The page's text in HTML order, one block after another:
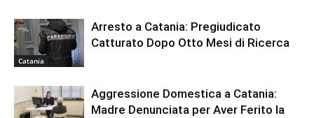
Catania
Arresto a Catania: Pregiudicato
Catturato Dopo Otto Mesi di Ricerca
Aggressione Domestica a Catania:
Madre Denunciata per Aver Ferito la